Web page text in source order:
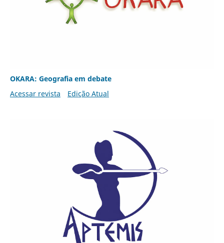
OKARA: Geografia em debate
Acessar revista
Edição Atual